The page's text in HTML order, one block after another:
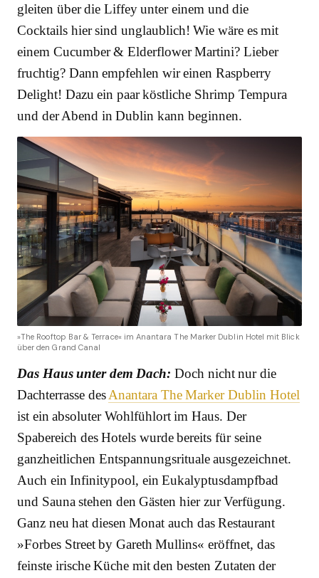
gleiten über die Liffey unter einem und die
Cocktails hier sind unglaublich! Wie wäre es mit
einem Cucumber & Elderflower Martini? Lieber
fruchtig? Dann empfehlen wir einen Raspberry
Delight! Dazu ein paar köstliche Shrimp Tempura
und der Abend in Dublin kann beginnen.
»The Rooftop Bar & Terrace« im Anantara The Marker Dublin Hotel mit Blick
über den Grand Canal
Das Haus unter dem Dach: Doch nicht nur die
Dachterrasse desAnantara The Marker Dublin Hotel
ist ein absoluter Wohlfühlort im Haus. Der
Spabereich des Hotels wurde bereits für seine
ganzheitlichen Entspannungsrituale ausgezeichnet.
Auch ein Infinitypool, ein Eukalyptusdampfbad
und Sauna stehen den Gästen hier zur Verfügung.
Ganz neu hat diesen Monat auch das Restaurant
»Forbes Street by Gareth Mullins« eröffnet, das
feinste irische Küche mit den besten Zutaten der